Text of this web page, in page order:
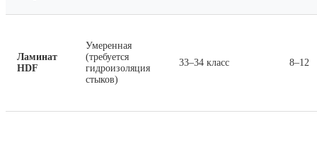
Ламинат
HDF
Умеренная
(требуется
гидроизоляция
стыков)
33–34 класс 8–12